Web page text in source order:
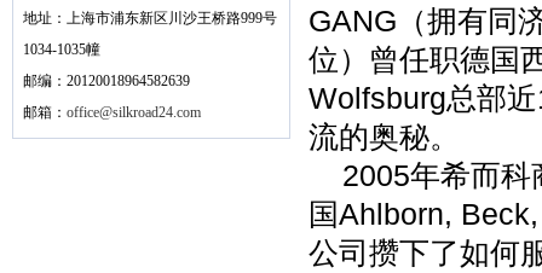
地址：上海市浦东新区川沙王桥路999号
1034-1035幢
邮编：20120018964582639
邮箱： office@silkroad24.com
GANG （拥有同
位）曾任职德国
Wolfsburg总部近
流的奥秘。
2005年希而科
国Ahlborn,
公司攒下了如何